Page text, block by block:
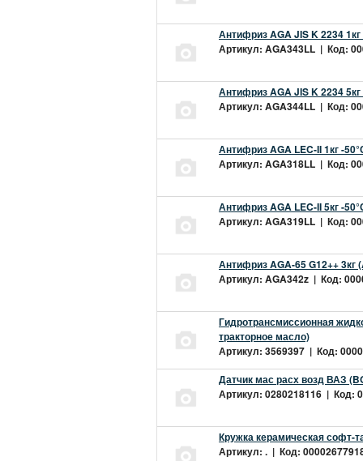
Антифриз AGA JIS K 2234
Артикул: AGA343LL | Код:
Антифриз AGA JIS K 2234
Артикул: AGA344LL | Код:
Антифриз AGA LEC-II 1кг -
Артикул: AGA318LL | Код:
Антифриз AGA LEC-II 5кг -
Артикул: AGA319LL | Код:
Антифриз AGA-65 G12++ 3кг
Артикул: AGA342z | Код:
Гидротрансмиссионная
тракторное масло)
Артикул: 3569397 | Код:
Датчик мас расх возд ВАЗ
Артикул: 0280218116 | Код:
Кружка керамическая софт-
Артикул: . | Код: